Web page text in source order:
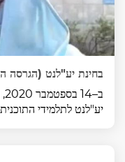
בחינת יע"לנט (הגרסה
יע"לנט לתלמידי